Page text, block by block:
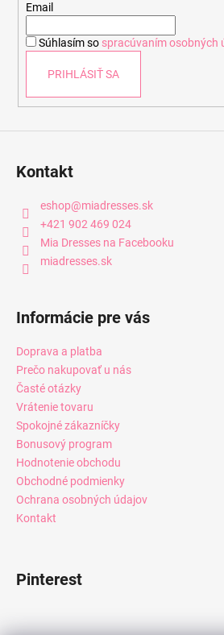
Email
Súhlasím so spracúvaním osobných
PRIHLÁSIŤ SA
Kontakt
eshop@miadresses.sk
+421 902 469 024
Mia Dresses na Facebooku
miadresses.sk
Informácie pre vás
Doprava a platba
Prečo nakupovať u nás
Časté otázky
Vrátenie tovaru
Spokojné zákazníčky
Bonusový program
Hodnotenie obchodu
Obchodné podmienky
Ochrana osobných údajov
Kontakt
Pinterest